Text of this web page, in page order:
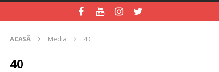
ACASĂ Media 40
40